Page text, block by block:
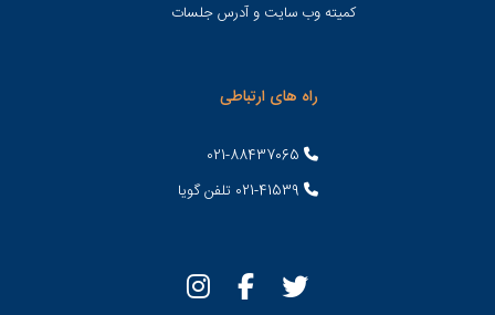
کمیته وب سایت و آدرس جلسات
راه های ارتباطی